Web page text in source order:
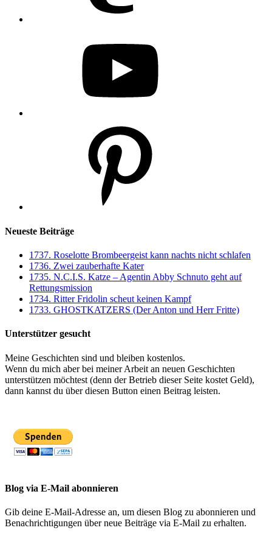
Neueste Beiträge
1737. Roselotte Brombeergeist kann nachts nicht schlafen
1736. Zwei zauberhafte Kater
1735. N.C.I.S. Katze – Agentin Abby Schnuto geht auf
Rettungsmission
1734. Ritter Fridolin scheut keinen Kampf
1733. GHOSTKATZERS (Der Anton und Herr Fritte)
Unterstützer gesucht
Meine Geschichten sind und bleiben kostenlos.
Wenn du mich aber bei meiner Arbeit an neuen Geschichten
unterstützen möchtest (denn der Betrieb dieser Seite kostet Geld),
dann kannst du über diesen Button einen Beitrag leisten.
Blog via E-Mail abonnieren
Gib deine E-Mail-Adresse an, um diesen Blog zu abonnieren und
Benachrichtigungen über neue Beiträge via E-Mail zu erhalten.